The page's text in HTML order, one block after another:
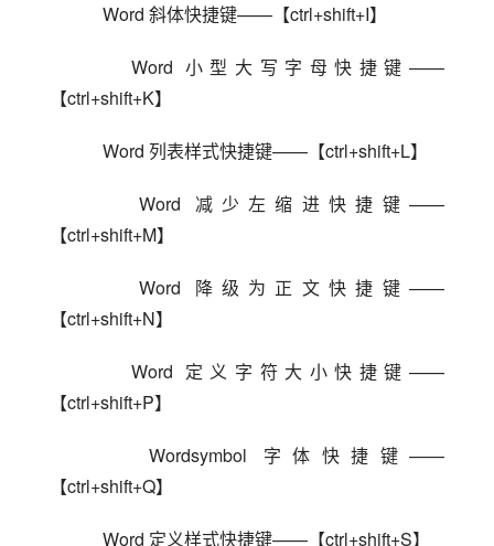
    Word 斜体快捷键——【ctrl+shift+I】
    Word 小型大写字母快捷键——
【ctrl+shift+K】
    Word 列表样式快捷键——【ctrl+shift+L】
    Word 减少左缩进快捷键——
【ctrl+shift+M】
    Word 降级为正文快捷键——
【ctrl+shift+N】
    Word 定义字符大小快捷键——
【ctrl+shift+P】
【ctrl+shift+Q】
    Word 定义样式快捷键——【ctrl+shift+S】